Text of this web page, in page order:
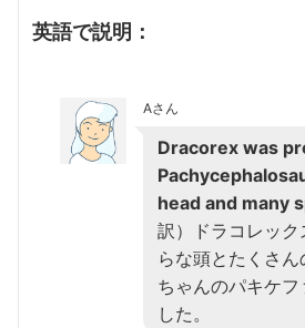
英語で説明：
Aさん
Dracorex was
head and many
訳）ドラコレッ
らな頭とたくさ
ちゃんのパキケ
した。